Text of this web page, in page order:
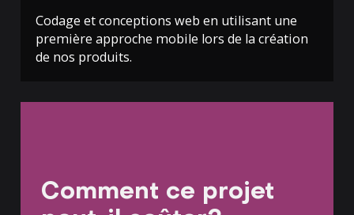
Codage et conceptions web en utilisant une
première approche mobile lors de la création
de nos produits.
Comment ce projet